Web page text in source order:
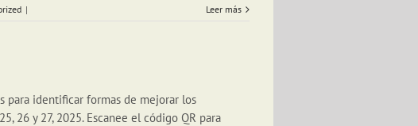
| Leer más
para identificar formas de mejorar los
26 y 27, 2025. Escanee el código QR para